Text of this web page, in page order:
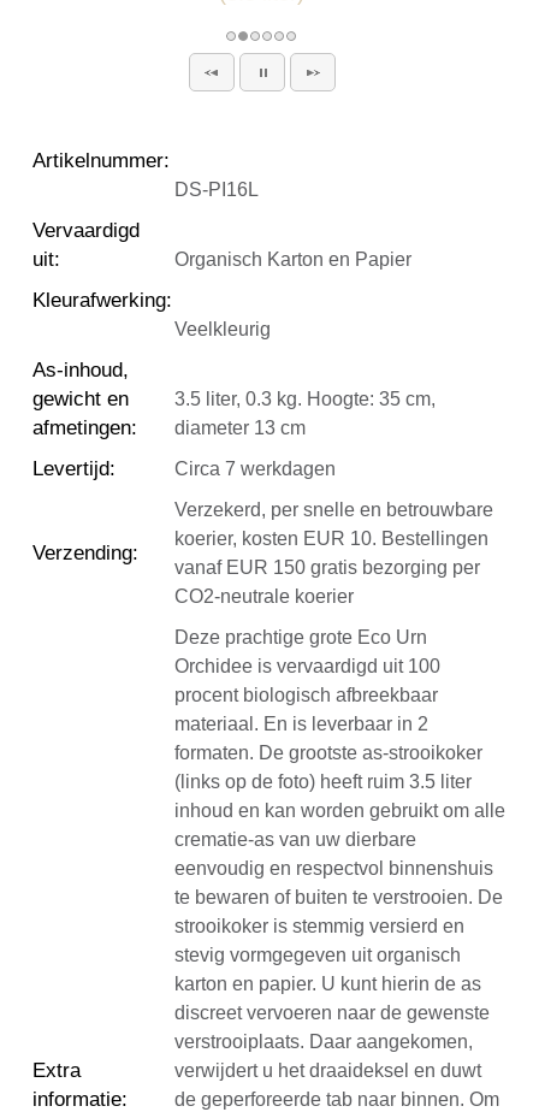
Artikelnummer:
DS-PI16L
Vervaardigd
uit: Organisch Karton en Papier
Kleurafwerking:
Veelkleurig
As-inhoud,
gewicht en
afmetingen:
3.5 liter, 0.3 kg. Hoogte: 35 cm,
diameter 13 cm
Levertijd: Circa 7 werkdagen
Verzending:
Verzekerd, per snelle en betrouwbare
koerier, kosten EUR 10. Bestellingen
vanaf EUR 150 gratis bezorging per
CO2-neutrale koerier
Extra
informatie:
Deze prachtige grote Eco Urn
Orchidee is vervaardigd uit 100
procent biologisch afbreekbaar
materiaal. En is leverbaar in 2
formaten. De grootste as-strooikoker
(links op de foto) heeft ruim 3.5 liter
inhoud en kan worden gebruikt om alle
crematie-as van uw dierbare
eenvoudig en respectvol binnenshuis
te bewaren of buiten te verstrooien. De
strooikoker is stemmig versierd en
stevig vormgegeven uit organisch
karton en papier. U kunt hierin de as
discreet vervoeren naar de gewenste
verstrooiplaats. Daar aangekomen,
verwijdert u het draaideksel en duwt
de geperforeerde tab naar binnen. Om